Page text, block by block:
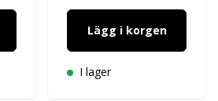
Lägg i korgen
I lager